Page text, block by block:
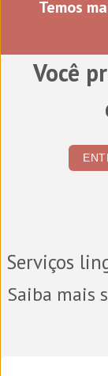
Temos
Você
Serviços
Saiba mais